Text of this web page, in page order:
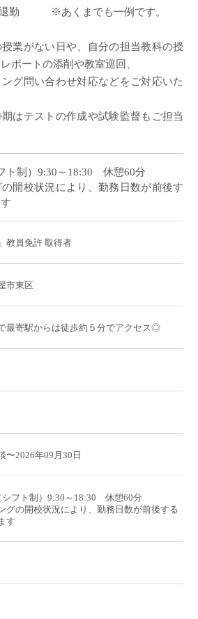
退勤 ※あくまでも一例です。
業がない日や、自分の担当教科の授
ポートの添削や教室巡回、
グ問い合わせ対応などをご対応いた
はテストの作成や試験監督もご担当
ト制）9:30～18:30 休憩60分
開校状況により、勤務日数が前後す
教員免許 取得者
市東区
最寄駅からは徒歩約５分でアクセス◎
〜2026年09月30日
シフト制）9:30～18:30 休憩60分
グの開校状況により、勤務日数が前後する
す